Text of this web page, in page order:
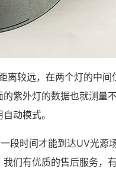
离较远，在两个灯的中
紫外灯的数据也就测量
动模式。
段时间才能到达UV光源
们有优质的售后服务，